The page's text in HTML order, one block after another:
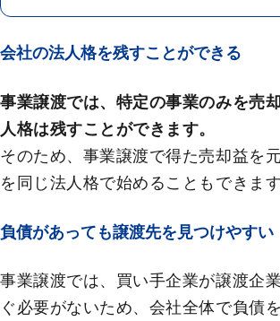
会社の法人格を残すことができる
事業譲渡では、特定の事業のみを売
人格は残すことができます。
そのため、事業譲渡で得た売却益を
を同じ法人格で始めることもできます
負債があっても譲渡先を見つけやすい
事業譲渡では、買い手企業が譲渡企
ぐ必要がないため、会社全体で負債